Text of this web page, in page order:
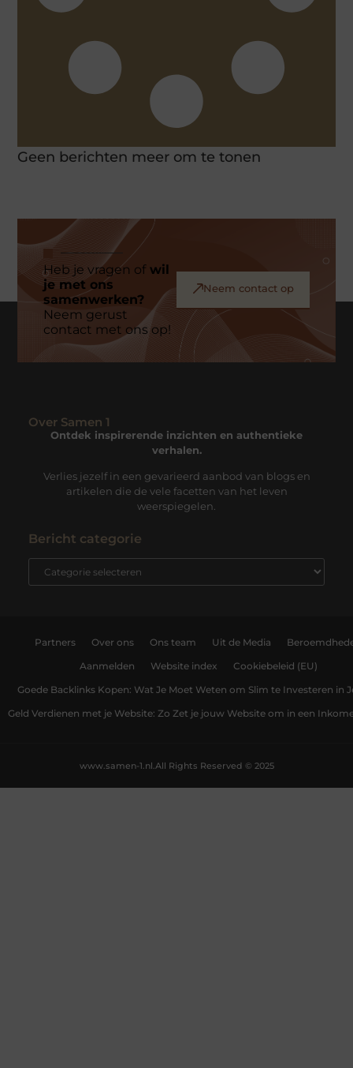
Geen berichten meer om te tonen
Heb je vragen ofwil
je met ons
samenwerken?
Neem gerust
contact met ons op!
Neem contact op
Over Samen 1
Ontdek inspirerende inzichten en authentieke
verhalen.
Verlies jezelf in een gevarieerd aanbod van blogs en
artikelen die de vele facetten van het leven
weerspiegelen.
Bericht categorie
Partners Over ons Ons team Uit de Media
Aanmelden Website index Cookiebeleid (EU)
Goede Backlinks Kopen: Wat Je Moet Weten om Slim te Investeren in
Geld Verdienen met je Website: Zo Zet je jouw Website om in een
All Rights Reserved © 2025
www.samen-1.nl.